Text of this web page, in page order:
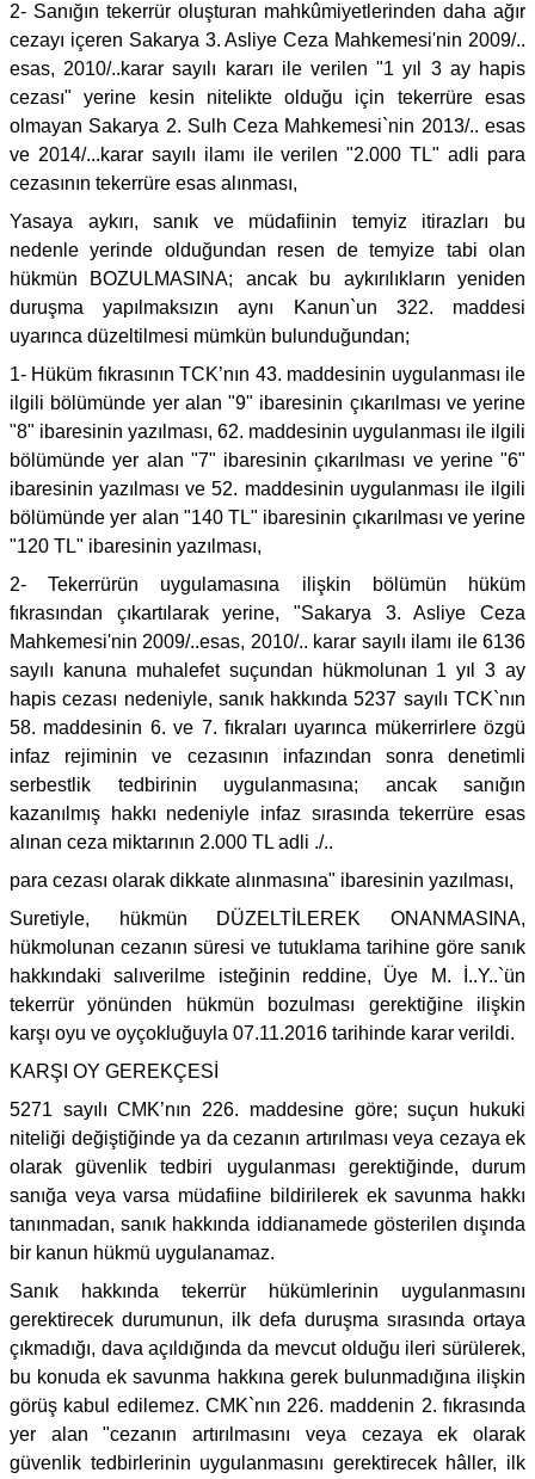
2- Sanığın tekerrür oluşturan mahkûmiyetlerinden daha ağır
cezayı içeren Sakarya 3. Asliye Ceza Mahkemesi'nin 2009/..
esas, 2010/..karar sayılı kararı ile verilen "1 yıl 3 ay hapis
cezası" yerine kesin nitelikte olduğu için tekerrüre esas
olmayan Sakarya 2. Sulh Ceza Mahkemesi`nin 2013/.. esas
ve 2014/...karar sayılı ilamı ile verilen "2.000 TL" adli para
cezasının tekerrüre esas alınması,
Yasaya aykırı, sanık ve müdafiinin temyiz itirazları bu
nedenle yerinde olduğundan resen de temyize tabi olan
hükmün BOZULMASINA; ancak bu aykırılıkların yeniden
duruşma yapılmaksızın aynı Kanun`un 322. maddesi
uyarınca düzeltilmesi mümkün bulunduğundan;
1- Hüküm fıkrasının TCK’nın 43. maddesinin uygulanması ile
ilgili bölümünde yer alan "9" ibaresinin çıkarılması ve yerine
"8" ibaresinin yazılması, 62. maddesinin uygulanması ile ilgili
bölümünde yer alan "7" ibaresinin çıkarılması ve yerine "6"
ibaresinin yazılması ve 52. maddesinin uygulanması ile ilgili
bölümünde yer alan "140 TL" ibaresinin çıkarılması ve yerine
"120 TL" ibaresinin yazılması,
2- Tekerrürün uygulamasına ilişkin bölümün hüküm
fıkrasından çıkartılarak yerine, "Sakarya 3. Asliye Ceza
Mahkemesi'nin 2009/..esas, 2010/.. karar sayılı ilamı ile 6136
sayılı kanuna muhalefet suçundan hükmolunan 1 yıl 3 ay
hapis cezası nedeniyle, sanık hakkında 5237 sayılı TCK`nın
58. maddesinin 6. ve 7. fıkraları uyarınca mükerrirlere özgü
infaz rejiminin ve cezasının infazından sonra denetimli
serbestlik tedbirinin uygulanmasına; ancak sanığın
kazanılmış hakkı nedeniyle infaz sırasında tekerrüre esas
alınan ceza miktarının 2.000 TL adli ./..
para cezası olarak dikkate alınmasına" ibaresinin yazılması,
Suretiyle, hükmün DÜZELTİLEREK ONANMASINA,
hükmolunan cezanın süresi ve tutuklama tarihine göre sanık
hakkındaki salıverilme isteğinin reddine, Üye M. İ..Y..`ün
tekerrür yönünden hükmün bozulması gerektiğine ilişkin
karşı oyu ve oyçokluğuyla 07.11.2016 tarihinde karar verildi.
KARŞI OY GEREKÇESİ
5271 sayılı CMK’nın 226. maddesine göre; suçun hukuki
niteliği değiştiğinde ya da cezanın artırılması veya cezaya ek
olarak güvenlik tedbiri uygulanması gerektiğinde, durum
sanığa veya varsa müdafiine bildirilerek ek savunma hakkı
tanınmadan, sanık hakkında iddianamede gösterilen dışında
bir kanun hükmü uygulanamaz.
Sanık hakkında tekerrür hükümlerinin uygulanmasını
gerektirecek durumunun, ilk defa duruşma sırasında ortaya
çıkmadığı, dava açıldığında da mevcut olduğu ileri sürülerek,
bu konuda ek savunma hakkına gerek bulunmadığına ilişkin
görüş kabul edilemez. CMK`nın 226. maddenin 2. fıkrasında
yer alan "cezanın artırılmasını veya cezaya ek olarak
güvenlik tedbirlerinin uygulanmasını gerektirecek hâller, ilk